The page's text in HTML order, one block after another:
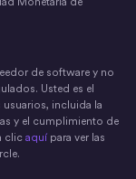
de software y no
Usted es el
incluida la
y el cumplimiento de
clic aquí para ver las